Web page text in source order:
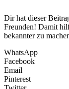
Dir hat dieser
Freunden! Damit
bekannter zu
WhatsApp
Facebook
Email
Pinterest